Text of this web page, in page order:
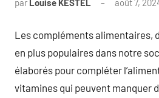
par Louise KESTEL août 7,
Les compléments alimentaires,
en plus populaires dans notre
élaborés pour compléter
vitamines qui peuvent manquer